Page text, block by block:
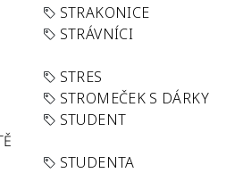
STRAKONICE
STRÁVNÍCI
STRES
STROMEČEK S DÁRKY
STUDENT
STUDENTA